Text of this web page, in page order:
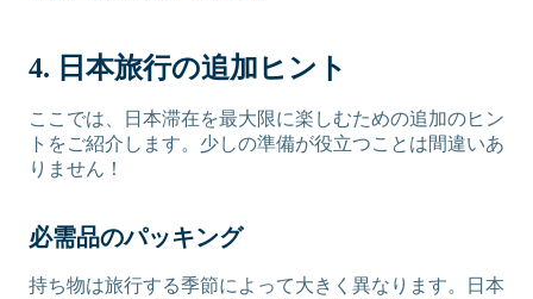
4. 日本旅行の追加ヒント
ここでは、日本滞在を最大限に楽しむための追加のヒン
トをご紹介します。少しの準備が役立つことは間違いあ
りません！
必需品のパッキング
持ち物は旅行する季節によって大きく異なります。日本